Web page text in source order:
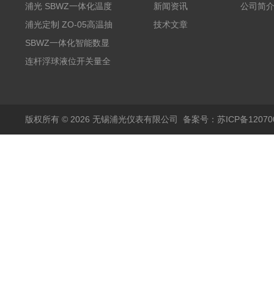
浦光 SBWZ一体化温度
变送器传感器 防爆热电
阻PT100 数显远传4-
20mA2
浦光定制 ZO-05高温抽
气式氧化锆分析仪 防爆
耐腐蚀检测仪
SBWZ一体化智能数显
温度变送器传感器防爆
连杆浮球液位开关量全
新闻资讯
技术文章
公司简介
版权所有 © 2026 无锡浦光仪表有限公司 备案号：苏ICP备